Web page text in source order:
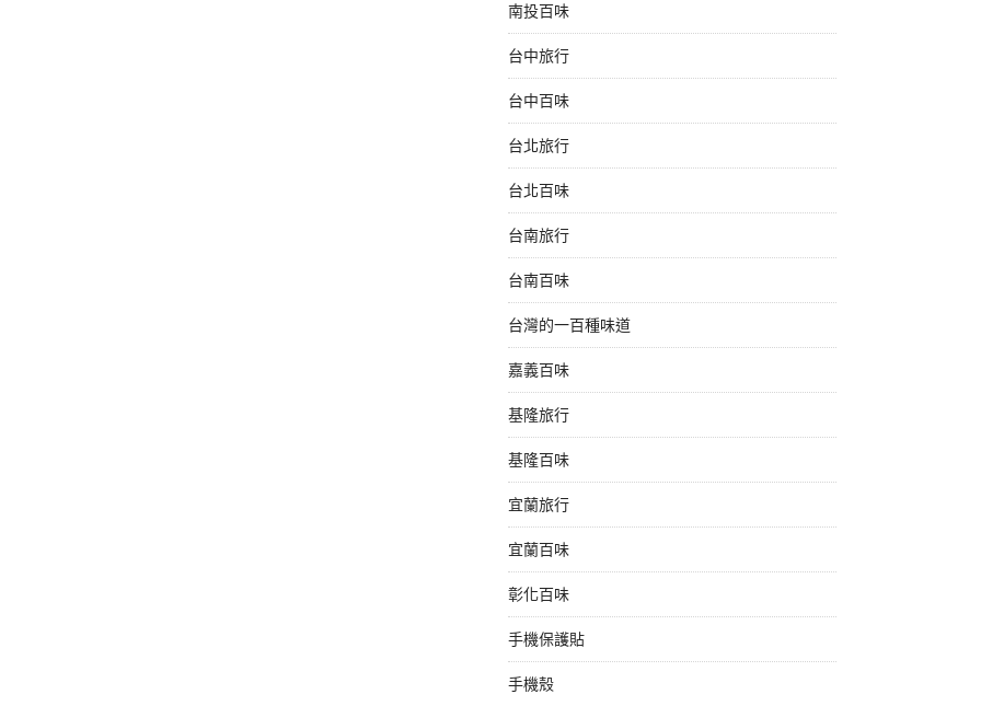
南投百味
台中旅行
台中百味
台北旅行
台北百味
台南旅行
台南百味
台灣的一百種味道
嘉義百味
基隆旅行
基隆百味
宜蘭旅行
宜蘭百味
彰化百味
手機保護貼
手機殼